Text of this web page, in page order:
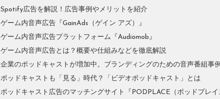
Spotify広告を解説！広告事例やメリットを紹介
ゲーム内音声広告『GainAds（ゲイン アズ）』
ゲーム内音声広告プラットフォーム『Audiomob』
ゲーム内音声広告とは？概要や仕組みなどを徹底解説
企業のポッドキャストが増加中。ブランディングのための音声番組事例
ポッドキャストも「見る」時代？「ビデオポッドキャスト」とは
ポッドキャスト広告のマッチングサイト『PODPLACE（ポッドプレイ